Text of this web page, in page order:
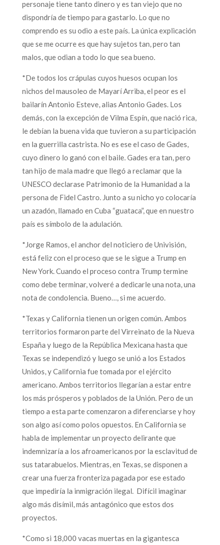
personaje tiene tanto dinero y es tan viejo que no
dispondría de tiempo para gastarlo. Lo que no
comprendo es su odio a este país. La única explicación
que se me ocurre es que hay sujetos tan, pero tan
malos, que odian a todo lo que sea bueno.
*De todos los crápulas cuyos huesos ocupan los
nichos del mausoleo de Mayarí Arriba, el peor es el
bailarín Antonio Esteve, alias Antonio Gades. Los
demás, con la excepción de Vilma Espín, que nació rica,
le debían la buena vida que tuvieron a su participación
en la guerrilla castrista. No es ese el caso de Gades,
cuyo dinero lo ganó con el baile. Gades era tan, pero
tan hijo de mala madre que llegó a reclamar que la
UNESCO declarase Patrimonio de la Humanidad a la
persona de Fidel Castro. Junto a su nicho yo colocaría
un azadón, llamado en Cuba “guataca”, que en nuestro
país es símbolo de la adulación.
*Jorge Ramos, el anchor del noticiero de Univisión,
está feliz con el proceso que se le sigue a Trump en
New York. Cuando el proceso contra Trump termine
como debe terminar, volveré a dedicarle una nota, una
nota de condolencia. Bueno…, si me acuerdo.
*Texas y California tienen un origen común. Ambos
territorios formaron parte del Virreinato de la Nueva
España y luego de la República Mexicana hasta que
Texas se independizó y luego se unió a los Estados
Unidos, y California fue tomada por el ejército
americano. Ambos territorios llegarían a estar entre
los más prósperos y poblados de la Unión. Pero de un
tiempo a esta parte comenzaron a diferenciarse y hoy
son algo así como polos opuestos. En California se
habla de implementar un proyecto delirante que
indemnizaría a los afroamericanos por la esclavitud de
sus tatarabuelos. Mientras, en Texas, se disponen a
crear una fuerza fronteriza pagada por ese estado
que impediría la inmigración ilegal. Difícil imaginar
algo más disímil, más antagónico que estos dos
proyectos.
*Como si 18,000 vacas muertas en la gigantesca